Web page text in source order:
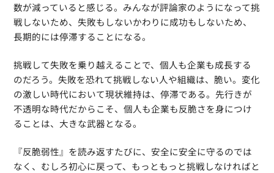
数が減っていると感じる。みんなが評論家のようになって挑
戦しないため、失敗もしないかわりに成功もしないため、
長期的には停滞することになる。
挑戦して失敗を乗り越えることで、個人も企業も成長する
のだろう。失敗を恐れて挑戦しない人や組織は、脆い。変化
の激しい時代において現状維持は、停滞である。先行きが
不透明な時代だからこそ、個人も企業も反脆さを身につけ
ることは、大きな武器となる。
『反脆弱性』を読み返すたびに、安全に安全に守るのでは
なく、むしろ初心に戻って、もっともっと挑戦しなければと